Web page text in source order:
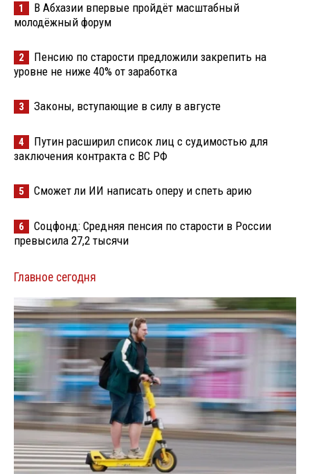
1
В Абхазии впервые пройдёт масштабный
молодёжный форум
2
Пенсию по старости предложили закрепить на
уровне не ниже 40% от заработка
3 Законы, вступающие в силу в августе
4
Путин расширил список лиц с судимостью для
заключения контракта с ВС РФ
5 Сможет ли ИИ написать оперу и спеть арию
6
Соцфонд: Средняя пенсия по старости в России
превысила 27,2 тысячи
Главное сегодня